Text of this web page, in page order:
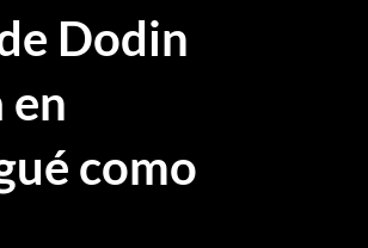
Dodin
en
como